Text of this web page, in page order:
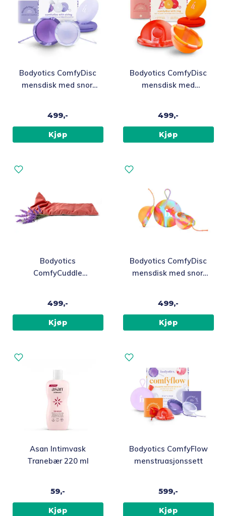
Bodyotics ComfyDisc
mensdisk med snor,
499,-
Kjøp
Bodyotics ComfyDisc
mensdisk med
499,-
Kjøp
Bodyotics
ComfyCuddle
499,-
Kjøp
Bodyotics ComfyDisc
mensdisk med snor,
499,-
Kjøp
Asan Intimvask
Tranebær 220 ml
59,-
Kjøp
Bodyotics ComfyFlow
menstruasjonssett
599,-
Kjøp